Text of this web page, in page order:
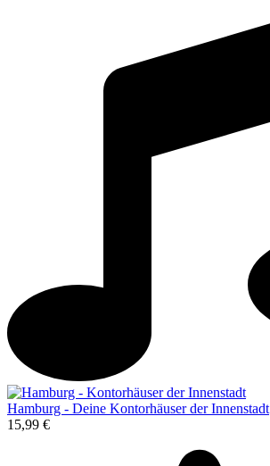
Hamburg - Deine Kontorhäuser der Innenstadt
15,99 €